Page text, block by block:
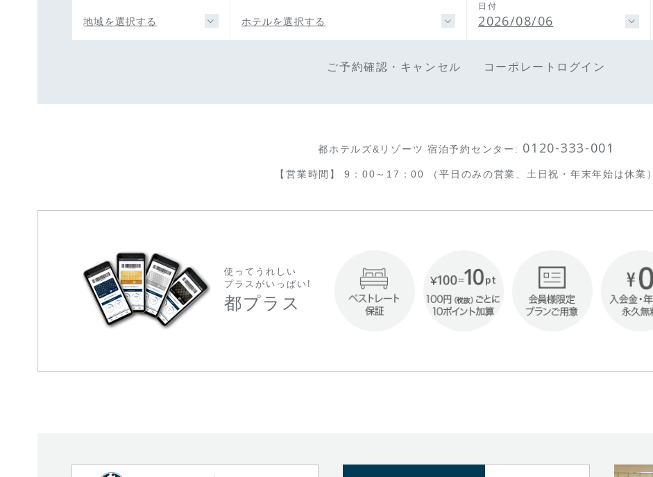
地域を選択する ホテルを選択する
日付
2026/08/06
ご予約確認・キャンセル コーポレートログイン
都ホテルズ&リゾーツ 宿泊予約センター : 0120-333-001
【営業時間】9：00～17：00 （平日のみの営業、土日祝・年末年始は休業）
使ってうれしい
プラスがいっぱい!
都プラス